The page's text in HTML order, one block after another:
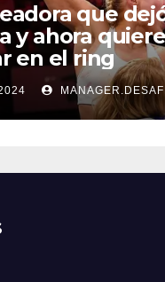
que
y ahora quiere
en el ring​